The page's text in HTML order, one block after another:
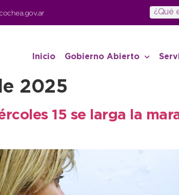
Inicio Gobierno Abierto
2025
15 se larga la